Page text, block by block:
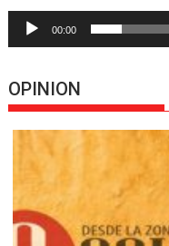
00:00
OPINION